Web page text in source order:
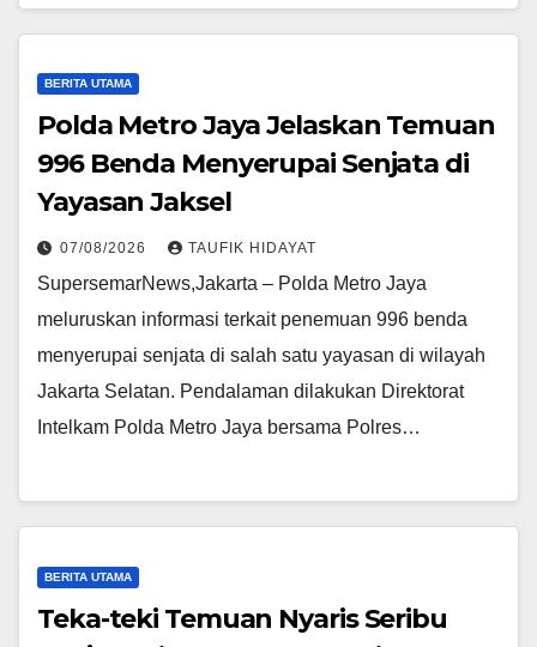
BERITA UTAMA
Polda Metro Jaya Jelaskan Temuan
996 Benda Menyerupai Senjata di
Yayasan Jaksel
07/08/2026 TAUFIK HIDAYAT
SupersemarNews,Jakarta – Polda Metro Jaya
meluruskan informasi terkait penemuan 996 benda
menyerupai senjata di salah satu yayasan di wilayah
Jakarta Selatan. Pendalaman dilakukan Direktorat
Intelkam Polda Metro Jaya bersama Polres…
BERITA UTAMA
Teka-teki Temuan Nyaris Seribu